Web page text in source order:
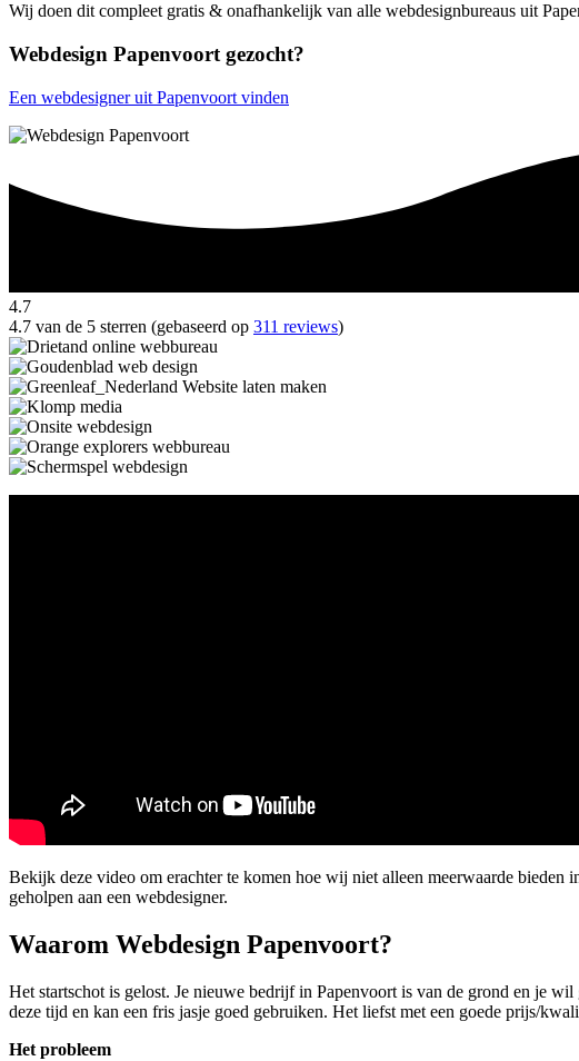
Wij doen dit compleet gratis & onafhankelijk van alle webdesignbureaus uit
Webdesign Papenvoort gezocht?
Een webdesigner uit Papenvoort vinden
4.7
4.7 van de 5 sterren (gebaseerd op 311 reviews)
Bekijk deze video om erachter te komen hoe wij niet alleen meerwaarde
geholpen aan een webdesigner.
Waarom Webdesign Papenvoort?
Het startschot is gelost. Je nieuwe bedrijf in Papenvoort is van de grond en je
deze tijd en kan een fris jasje goed gebruiken. Het liefst met een goede prijs/
Het probleem